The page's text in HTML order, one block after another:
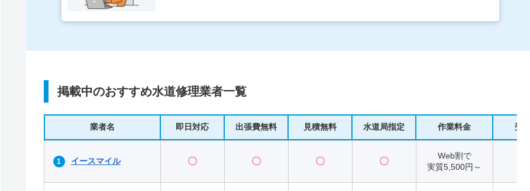
掲載中のおすすめ水道修理業者一覧
業者名 即日対応 出張費無料 見積無料 水道局指定 作業料金 受
イースマイル 〇 〇 〇 〇
Web割で
実質5,500円～